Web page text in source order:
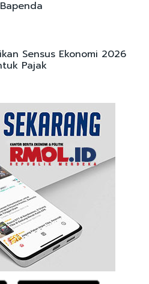
Sensus Ekonomi 2026
Pajak